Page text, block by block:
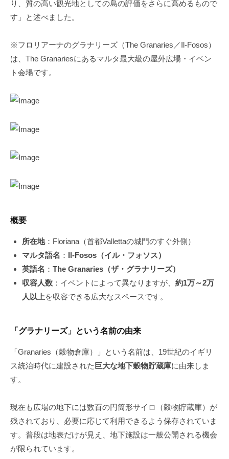
り、質の高い観光地としての島の評価をさらに高めるもので
す」と述べました。
※フロリアーナのグラナリーズ（The Granaries／Il-Fosos）
は、The Granariesにあるマルタ最大級の屋外広場・イベン
ト会場です。
概要
所在地：Floriana（首都Vallettaの城門のすぐ外側）
マルタ語名 ： Il-Fosos（イル・フォソス）
英語名 ： The Granaries（ザ・グラナリーズ）
収容人数：イベントによって異なりますが、 約1万～2万
人以上を収容できる広大なスペースです。
「グラナリーズ」という名前の由来
「Granaries（穀物倉庫）」という名前は、19世紀のイギリ
ス統治時代に建設された 巨大な地下穀物貯蔵庫に由来しま
す。
現在も広場の地下には数百の円筒形サイロ（穀物貯蔵庫）が
残されており、必要に応じて利用できるよう保存されていま
す。普段は地表だけが見え、地下施設は一般公開される機会
が限られています。